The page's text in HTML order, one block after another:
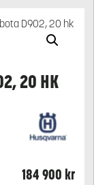
20 HK
184 900 kr